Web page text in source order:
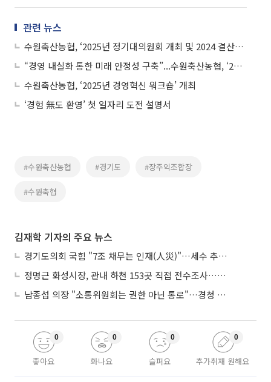
관련 뉴스
수원축산농협, ‘2025년 정기대의원회 개최 및 2024 결산보고’ 등 진행
“경영 내실화 통한 미래 안정성 구축”...수원축산농협, ‘2025년 성과목표 조인식’ 개최
수원축산농협, ‘2025년 경영혁신 워크숍’ 개최
‘경험 無도 환영’ 첫 일자리 도전 설명서
#수원축산농협 #경기도 #장주익조합장
#수원축협
김재학 기자의 주요 뉴스
경기도의회 국힘 "7조 채무는 인재(人災)"…세수 추계 조작 의혹 제기
정명근 화성시장, 관내 하천 153곳 직접 전수조사…불법시설 정비
남종섭 의장 "소통위원회는 권한 아닌 통로"…경청 의회 만든다
좋아요
0
화나요
0
슬퍼요
0
추가취재 원해요
0